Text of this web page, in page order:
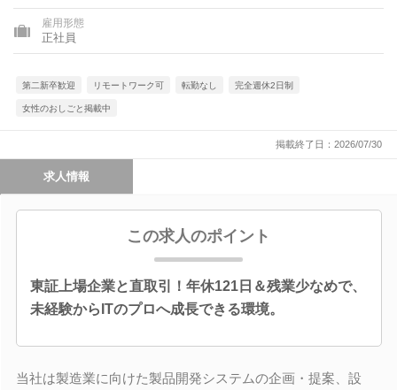
雇用形態
正社員
第二新卒歓迎 リモートワーク可 転勤なし 完全週休2日制
女性のおしごと掲載中
掲載終了日：2026/07/30
求人情報
この求人のポイント
東証上場企業と直取引！年休121日＆残業少なめで、
未経験からITのプロへ成長できる環境。
当社は製造業に向けた製品開発システムの企画・提案、設